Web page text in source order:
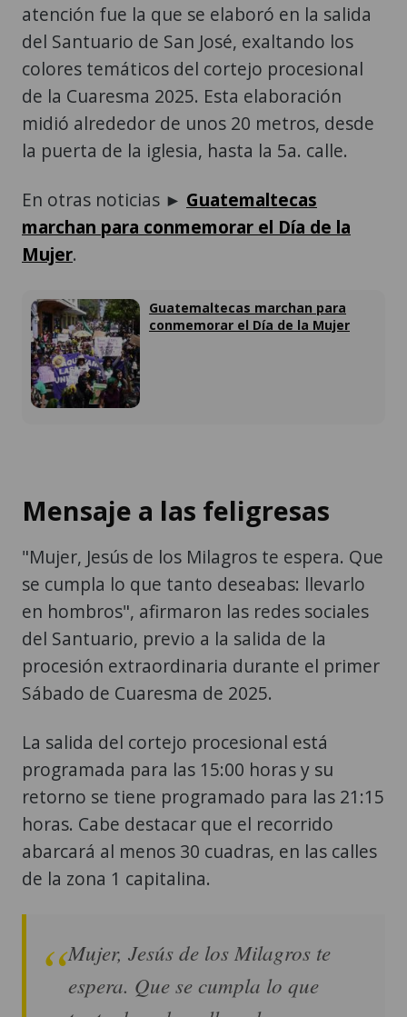
atención fue la que se elaboró en la salida
del Santuario de San José, exaltando los
colores temáticos del cortejo procesional
de la Cuaresma 2025. Esta elaboración
midió alrededor de unos 20 metros, desde
la puerta de la iglesia, hasta la 5a. calle.
En otras noticias ► Guatemaltecas
marchan para conmemorar el Día de la
Mujer.
Guatemaltecas marchan para
conmemorar el Día de la Mujer
Mensaje a las feligresas
"Mujer, Jesús de los Milagros te espera. Que
se cumpla lo que tanto deseabas: llevarlo
en hombros", afirmaron las redes sociales
del Santuario, previo a la salida de la
procesión extraordinaria durante el primer
Sábado de Cuaresma de 2025.
La salida del cortejo procesional está
programada para las 15:00 horas y su
retorno se tiene programado para las 21:15
horas. Cabe destacar que el recorrido
abarcará al menos 30 cuadras, en las calles
de la zona 1 capitalina.
Mujer, Jesús de los Milagros te
espera. Que se cumpla lo que